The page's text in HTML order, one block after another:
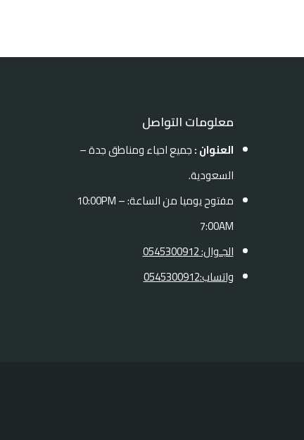
معلومات التواصل
العنوان :جميع احياء ومناطق جدة –
السعودية.
مفتوح يوميا من الساعة: 10:00PM –
7:00AM
الجـوال: 0545300912
واتساب:0545300912